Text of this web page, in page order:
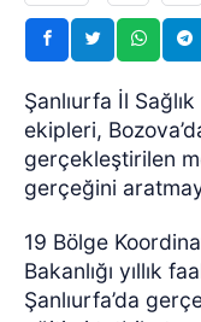
Şanlıurfa İl
ekipleri,
gerçekleştirilen
gerçeğini
19 Bölge
Bakanlığı yıllık
Şanlıurfa’da